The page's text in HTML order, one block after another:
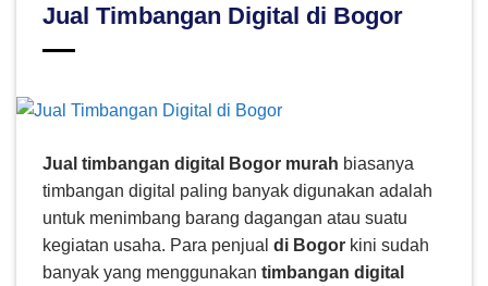
Jual Timbangan Digital di Bogor
Jual timbangan digital Bogor murah biasanya
timbangan digital paling banyak digunakan adalah
untuk menimbang barang dagangan atau suatu
kegiatan usaha. Para penjual di Bogor kini sudah
banyak yang menggunakan timbangan digital